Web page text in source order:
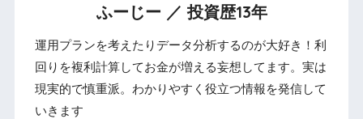
ふーじー ／ 投資歴13年
運用プランを考えたりデータ分析するのが大好き！利
回りを複利計算してお金が増える妄想してます。実は
現実的で慎重派。わかりやすく役立つ情報を発信して
いきます